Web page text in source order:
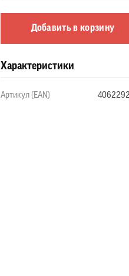
Добавить в корзину
Характеристики
Артикул (EAN)